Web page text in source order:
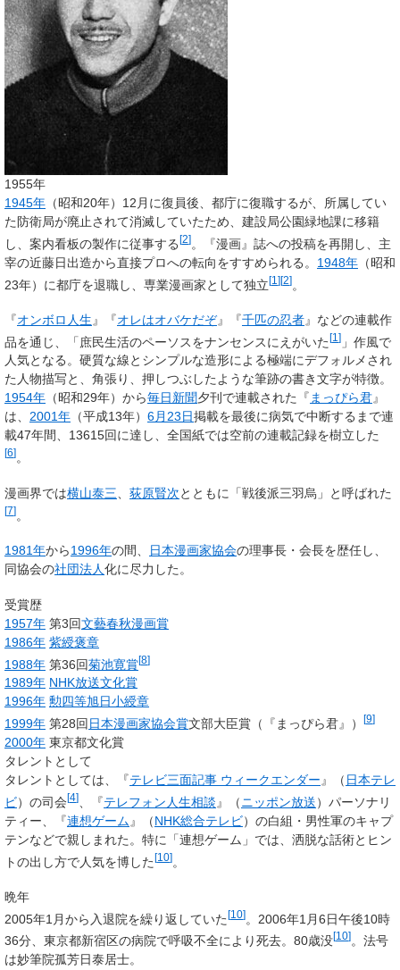
1955年
1945年 （昭和20年）12月に復員後、都庁に復職するが、所属してい
た防衛局が廃止されて消滅していたため、建設局公園緑地課に移籍
し、案内看板の製作に従事する[2]。『漫画』誌への投稿を再開し、主
宰の近藤日出造から直接プロへの転向をすすめられる。 1948年 （昭和
23年）に都庁を退職し、専業漫画家として独立[1 ][2]
『オンボロ人生 』『オレはオバケだぞ』『千匹の忍者』などの連載作
品を通じ、「庶民生活のペーソスをナンセンスにえがいた[1 ] 」作風で
人気となる。硬質な線とシンプルな造形による極端にデフォルメされ
た人物描写と、角張り、押しつぶしたような筆跡の書き文字が特徴。
1954年 （昭和29年）から毎日新聞夕刊で連載された『まっぴら君』
は、 2001年 （平成13年） 6月23日掲載を最後に病気で中断するまで連
載47年間、13615回に達し、全国紙では空前の連載記録を樹立した
[6] 。
漫画界では横山泰三 荻原賢次とともに「戦後派三羽烏」と呼ばれた
[7]。
1981年から1996年の間、 日本漫画家協会の理事長・会長を歴任し、
同協会の社団法人化に尽力した。
受賞歴
1957年 第3回文藝春秋漫画賞
1986年 紫綬褒章
1988年 第36回菊池寛賞[8]
1989年 NHK放送文化賞
1996年 勲四等旭日小綬章
1999年 第28回 日本漫画家協会賞文部大臣賞（『まっぴら君』） [9]
2000年 東京都文化賞
タレントとして
タレントとしては、『テレビ三面記事 ウィークエンダー 』（ 日本テレ
ビ）の司会[4] 、『テレフォン人生相談 』（ニッポン放送）パーソナリ
ティー、『連想ゲーム 』（NHK総合テレビ）の白組・男性軍のキャプ
テンなどで親しまれた。特に「連想ゲーム」では、洒脱な話術とヒン
トの出し方で人気を博した[10]。
晩年
2005年1月から入退院を繰り返していた[10]。2006年1月6日午後10時
36分、東京都新宿区の病院で呼吸不全により死去。 80歳没[10] 。法号
は妙筆院孤芳日泰居士。